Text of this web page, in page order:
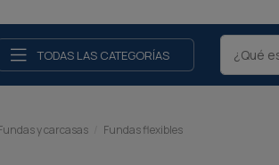
TODAS LAS CATEGORÍAS
y carcasas Fundas flexibles